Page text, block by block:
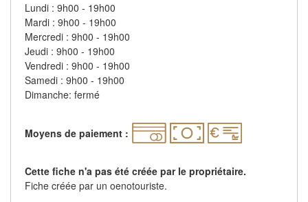
Lundi : 9h00 - 19h00
Mardi : 9h00 - 19h00
Mercredi : 9h00 - 19h00
Jeudi : 9h00 - 19h00
Vendredi : 9h00 - 19h00
Samedi : 9h00 - 19h00
Dimanche: fermé
Moyens de paiement :
Cette fiche n'a pas été créée par le propriétaire.
Fiche créée par un oenotouriste.